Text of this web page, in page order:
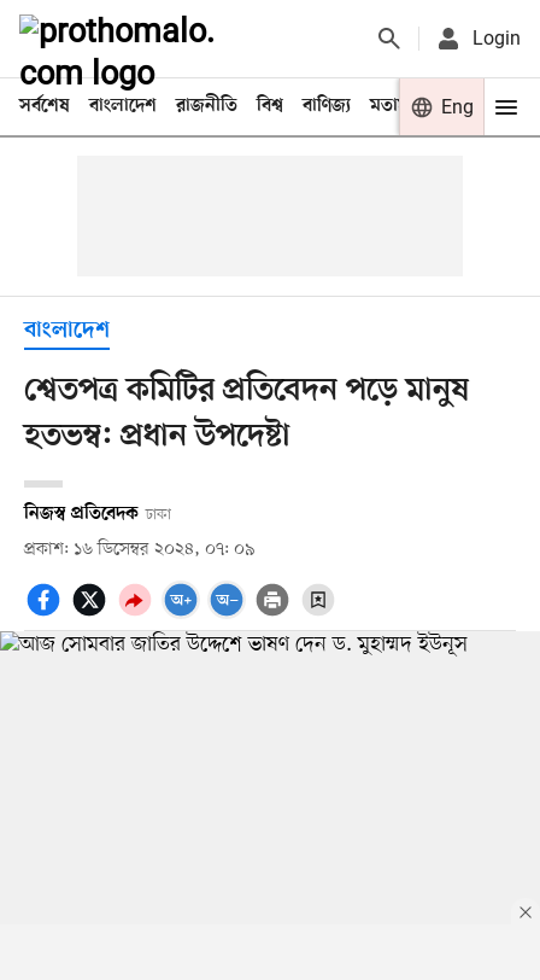
Login
সর্বশেষ বাংলাদেশ রাজনীতি বিশ্ব বাণিজ্য মতামত খেলা
Eng
বাংলাদেশ
শ্বেতপত্র কমিটির প্রতিবেদন পড়ে মানুষ
হতভম্ব: প্রধান উপদেষ্টা
নিজস্ব প্রতিবেদক ঢাকা
প্রকাশ: ১৬ ডিসেম্বর ২০২৪, ০৭: ০৯